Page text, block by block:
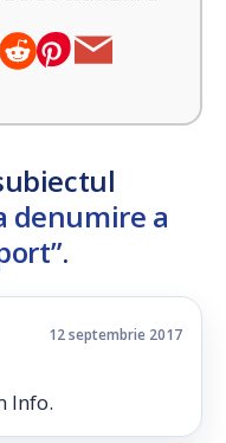
denumire a
.
12 septembrie 2017
Info.